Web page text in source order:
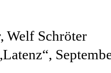
Welf Schröter